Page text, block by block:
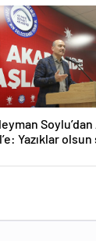
Yazıklar olsun